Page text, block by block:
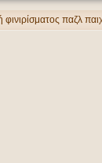
παζλ